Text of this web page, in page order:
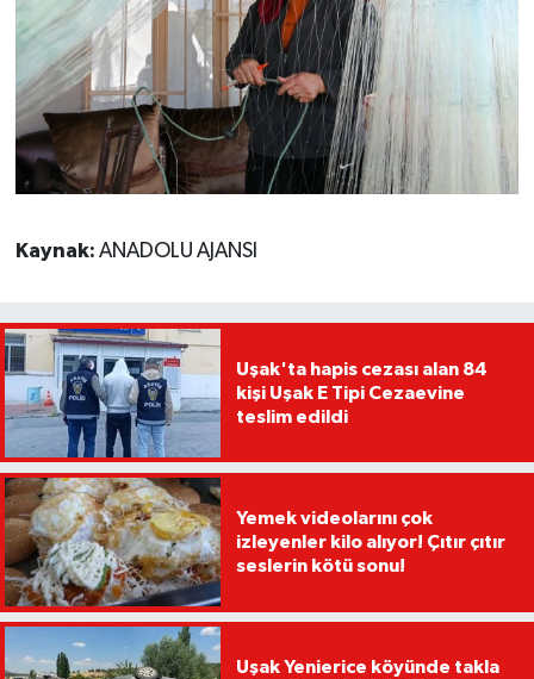
Kaynak: ANADOLU AJANSI
Uşak'ta hapis cezası alan 84
kişi Uşak E Tipi Cezaevine
teslim edildi
Yemek videolarını çok
izleyenler kilo alıyor! Çıtır çıtır
seslerin kötü sonu!
Uşak Yenierice köyünde takla